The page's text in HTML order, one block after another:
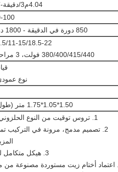
4.04م3/دقيقة-10.27م3/دقيقة
60-100
850 دورة في الدقيقة - 1800 دورة في الدقيقة
5.5-7.5/11-15/18.5-22
380/400/415/440 فولت، 3 مراحل، 50/60 هرتز
نوع
1.50*1.05*1.75 متر (طول*عرض*ارتفاع)
1. تروس توقيت من النوع الحلزوني لتشغيل سلس
2. تصميم مدمج، مرونة في التركيب
3. هيكل متكامل للمكره والعمود
4. اعتماد أختام زيت مستوردة مصنوعة من